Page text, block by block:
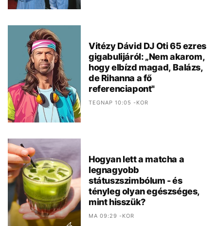
Vitézy Dávid DJ Oti 65 ezres
gigabulijáról: „Nem akarom,
hogy elbízd magad, Balázs,
de Rihanna a fő
referenciapont"
TEGNAP 10:05 -KOR
Hogyan lett a matcha a
legnagyobb
státuszszimbólum - és
tényleg olyan egészséges,
mint hisszük?
MA 09:29 -KOR